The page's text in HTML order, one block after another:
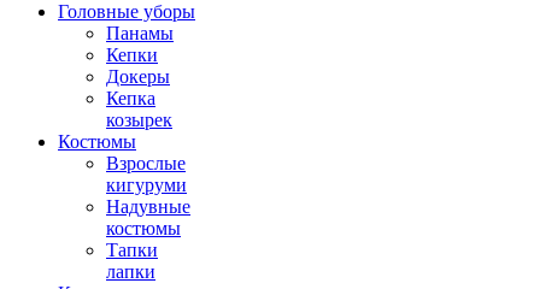
Головные уборы
Панамы
Кепки
Докеры
Кепка
козырек
Костюмы
Взрослые
кигуруми
Надувные
костюмы
Тапки
лапки